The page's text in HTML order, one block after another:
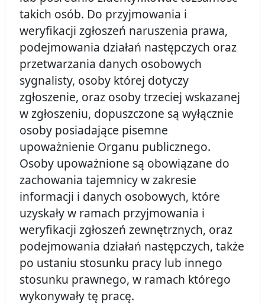
takich osób. Do przyjmowania i
weryfikacji zgłoszeń naruszenia prawa,
podejmowania działań następczych oraz
przetwarzania danych osobowych
sygnalisty, osoby której dotyczy
zgłoszenie, oraz osoby trzeciej wskazanej
w zgłoszeniu, dopuszczone są wyłącznie
osoby posiadające pisemne
upoważnienie Organu publicznego.
Osoby upoważnione są obowiązane do
zachowania tajemnicy w zakresie
informacji i danych osobowych, które
uzyskały w ramach przyjmowania i
weryfikacji zgłoszeń zewnętrznych, oraz
podejmowania działań następczych, także
po ustaniu stosunku pracy lub innego
stosunku prawnego, w ramach którego
wykonywały tę pracę.